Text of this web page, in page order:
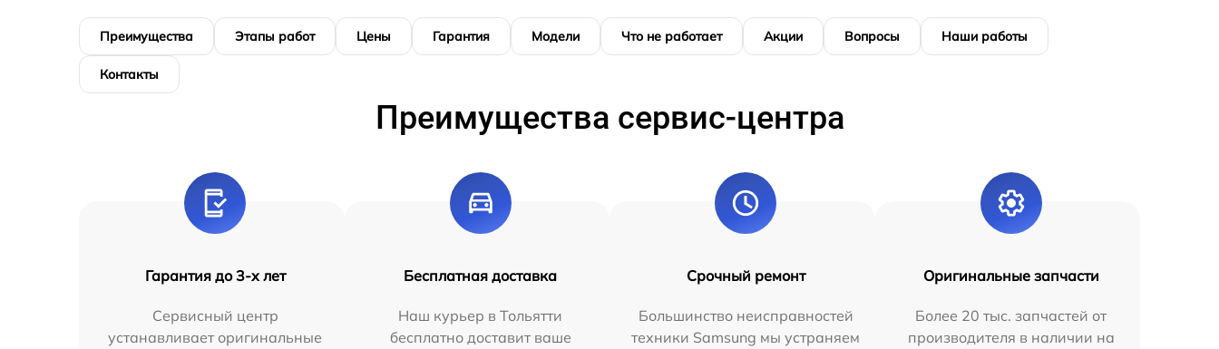
Преимущества Этапы работ Цены Гарантия Модели Что не работает Акции Вопросы Наши работы
Контакты
Преимущества сервис-центра
Гарантия до 3-х лет
Сервисный центр
устанавливает оригинальные
Бесплатная доставка
Наш курьер в Тольятти
бесплатно доставит ваше
Срочный ремонт
Большинство неисправностей
техники Samsung мы устраняем
Оригинальные запчасти
Более 20 тыс. запчастей от
производителя в наличии на